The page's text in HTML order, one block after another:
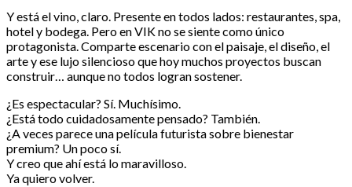
Y está el vino, claro. Presente en todos lados: restaurantes, spa,
hotel y bodega. Pero en VIK no se siente como único
protagonista. Comparte escenario con el paisaje, el diseño, el
arte y ese lujo silencioso que hoy muchos proyectos buscan
construir… aunque no todos logran sostener.
¿Es espectacular? Sí. Muchísimo.
¿Está todo cuidadosamente pensado? También.
¿A veces parece una película futurista sobre bienestar
premium? Un poco sí.
Y creo que ahí está lo maravilloso.
Ya quiero volver.